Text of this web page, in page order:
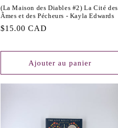
(La Maison des Diables #2) La Cité des
Âmes et des Pécheurs - Kayla Edwards
Prix
$15.00 CAD
Ajouter au panier